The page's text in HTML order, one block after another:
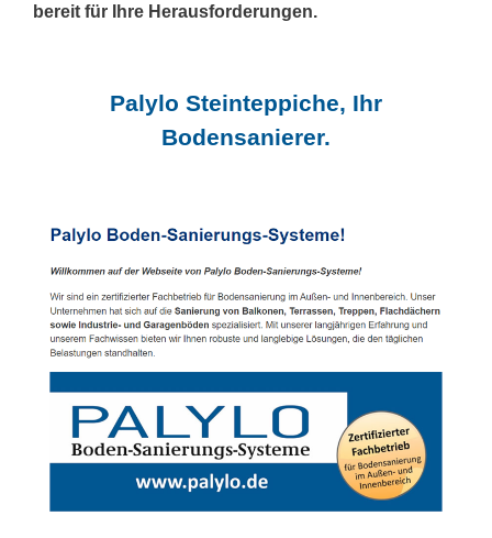
bereit für Ihre Herausforderungen.
Palylo Steinteppiche, Ihr
Bodensanierer.